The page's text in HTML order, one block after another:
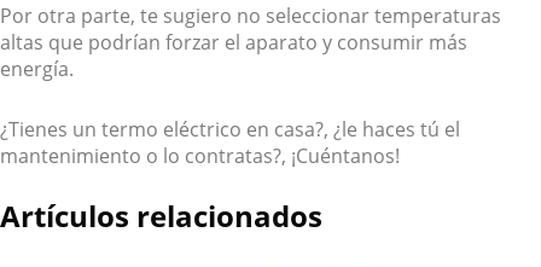
Por otra parte, te sugiero no seleccionar temperaturas
altas que podrían forzar el aparato y consumir más
energía.
¿Tienes un termo eléctrico en casa?, ¿le haces tú el
mantenimiento o lo contratas?, ¡Cuéntanos!
Artículos relacionados